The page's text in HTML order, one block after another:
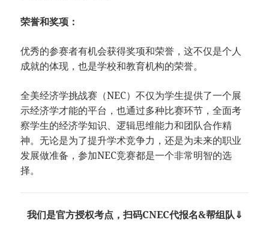
荣誉和奖项：
优秀的参赛者有机会获得奖项和荣誉，这不仅是个人
成就的体现，也是学校和教育机构的荣誉。
全美经济学挑战赛（NEC）不仅为学生提供了一个展
示经济学才能的平台，也通过多种比赛环节，全面考
察学生的经济学知识、逻辑思维能力和团队合作精
神。无论是为了提升学术竞争力，还是为未来的职业
发展做准备，参加NEC竞赛都是一个非常明智的选
择。
我们是官方授权考点，扫码CNEC代报名&帮组队⇓